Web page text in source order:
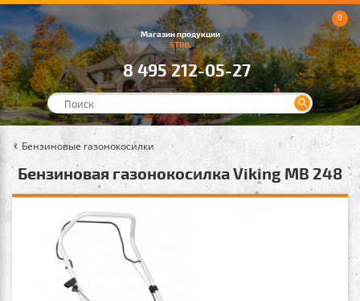
Магазин продукции
STIHL
8 495 212-05-27
0
Бензиновые газонокосилки
Бензиновая газонокосилка Viking MB 248